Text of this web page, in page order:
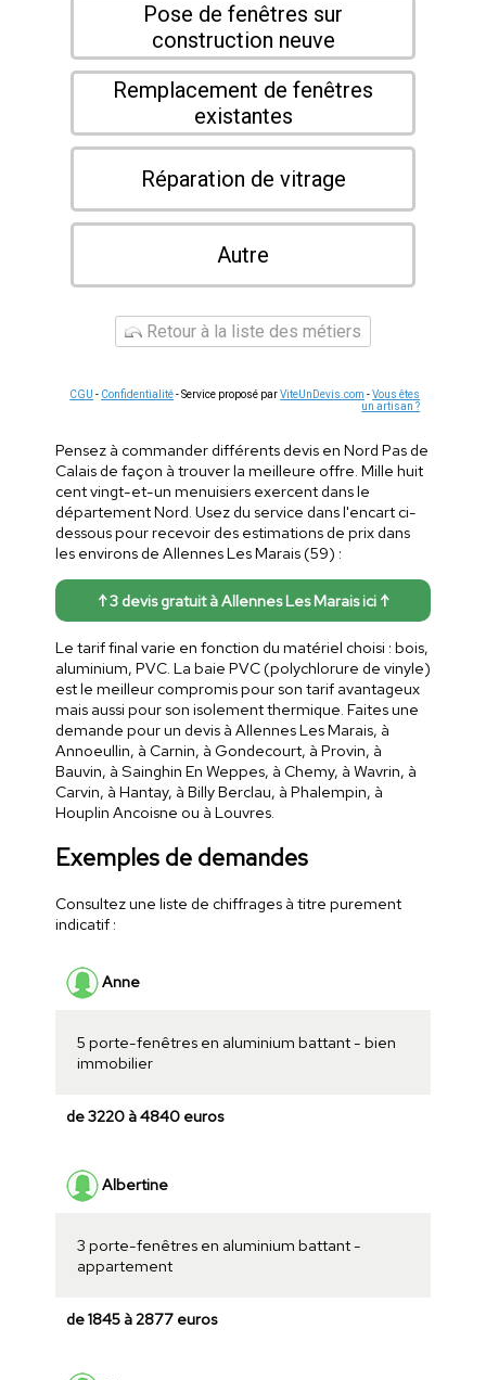
Pose de fenêtres sur
construction neuve
Remplacement de fenêtres
existantes
Réparation de vitrage
Autre
Retour à la liste des métiers
CGU - Confidentialité- Service proposé parViteUnDevis.com -Vous êtes
un artisan ?
Pensez à commander différents devis en Nord Pas de
Calais de façon à trouver la meilleure offre. Mille huit
cent vingt-et-un menuisiers exercent dans le
département Nord. Usez du service dans l'encart ci-
dessous pour recevoir des estimations de prix dans
les environs de Allennes Les Marais (59) :
↑ 3 devis gratuit à Allennes Les Marais ici ↑
Le tarif final varie en fonction du matériel choisi : bois,
aluminium, PVC. La baie PVC (polychlorure de vinyle)
est le meilleur compromis pour son tarif avantageux
mais aussi pour son isolement thermique. Faites une
demande pour un devis à Allennes Les Marais, à
Annoeullin, à Carnin, à Gondecourt, à Provin, à
Bauvin, à Sainghin En Weppes, à Chemy, à Wavrin, à
Carvin, à Hantay, à Billy Berclau, à Phalempin, à
Houplin Ancoisne ou à Louvres.
Exemples de demandes
Consultez une liste de chiffrages à titre purement
indicatif :
Anne
5 porte-fenêtres en aluminium battant - bien
immobilier
de 3220 à 4840 euros
Albertine
3 porte-fenêtres en aluminium battant -
appartement
de 1845 à 2877 euros